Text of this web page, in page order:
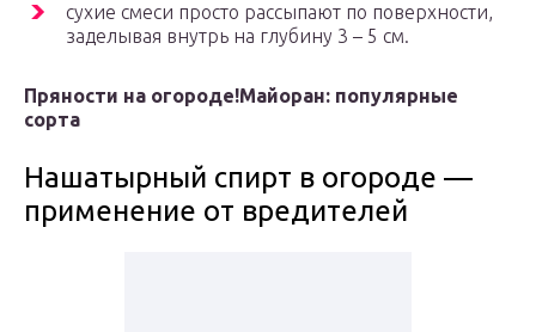
сухие смеси просто рассыпают по поверхности,
заделывая внутрь на глубину 3 – 5 см.
Пряности на огороде!Майоран: популярные
сорта
Нашатырный спирт в огороде —
применение от вредителей